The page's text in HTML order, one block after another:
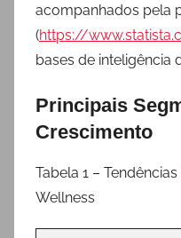
acompanhados pela
(https://
bases de inteligência
Principais
Crescimento
Tabela 1 –
Wellness